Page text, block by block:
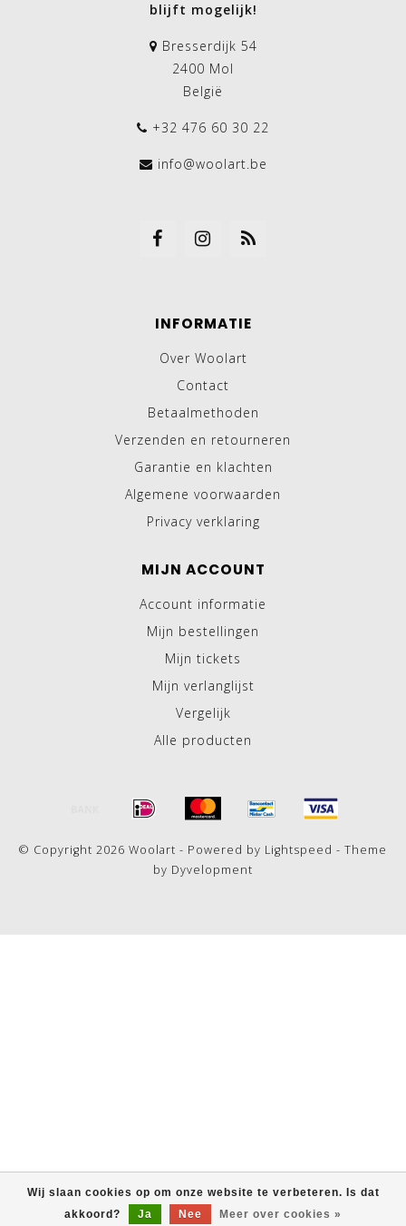
Wij slaan cookies op om onze website te verbeteren. Is dat
akkoord?
Ja Nee Meer over cookies »
blijft mogelijk!
Bresserdijk 54
2400 Mol
België
+32 476 60 30 22
info@woolart.be
INFORMATIE
Over Woolart
Contact
Betaalmethoden
Verzenden en retourneren
Garantie en klachten
Algemene voorwaarden
Privacy verklaring
MIJN ACCOUNT
Account informatie
Mijn bestellingen
Mijn tickets
Mijn verlanglijst
Vergelijk
Alle producten
© Copyright 2026 Woolart - Powered by Lightspeed - Theme
by Dyvelopment